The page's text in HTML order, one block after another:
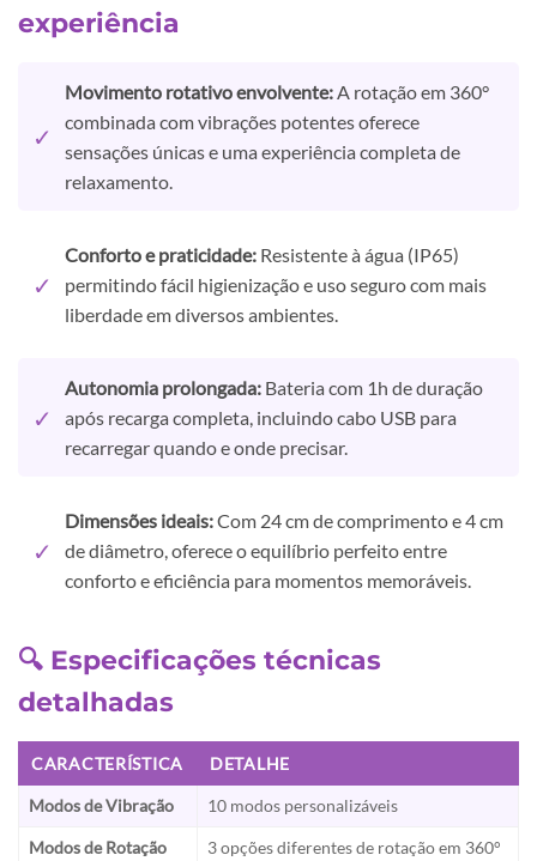
experiência
✓
Movimento rotativo envolvente:A rotação em 360°
combinada com vibrações potentes oferece
sensações únicas e uma experiência completa de
relaxamento.
✓
Conforto e praticidade: Resistente à água (IP65)
permitindo fácil higienização e uso seguro com mais
liberdade em diversos ambientes.
✓
Autonomia prolongada: Bateria com 1h de duração
após recarga completa, incluindo cabo USB para
recarregar quando e onde precisar.
✓
Dimensões ideais:Com 24 cm de comprimento e 4 cm
de diâmetro, oferece o equilíbrio perfeito entre
conforto e eficiência para momentos memoráveis.
🔍 Especificações técnicas
detalhadas
CARACTERÍSTICA DETALHE
Modos de Vibração 10 modos personalizáveis
Modos de Rotação 3 opções diferentes de rotação em 360°